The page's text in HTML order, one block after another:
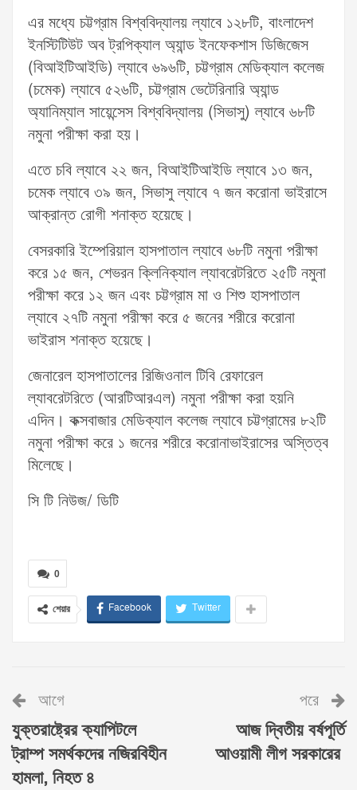
এর মধ্যে চট্টগ্রাম বিশ্ববিদ্যালয় ল্যাবে ১২৮টি, বাংলাদেশ
ইনস্টিটিউট অব ট্রপিক্যাল অ্যান্ড ইনফেকশাস ডিজিজেস
(বিআইটিআইডি) ল্যাবে ৬৯৬টি, চট্টগ্রাম মেডিক্যাল কলেজ
(চমেক) ল্যাবে ৫২৬টি, চট্টগ্রাম ভেটেরিনারি অ্যান্ড
অ্যানিম্যাল সায়েন্সেস বিশ্ববিদ্যালয় (সিভাসু) ল্যাবে ৬৮টি
নমুনা পরীক্ষা করা হয়।
এতে চবি ল্যাবে ২২ জন, বিআইটিআইডি ল্যাবে ১৩ জন,
চমেক ল্যাবে ৩৯ জন, সিভাসু ল্যাবে ৭ জন করোনা ভাইরাসে
আক্রান্ত রোগী শনাক্ত হয়েছে।
বেসরকারি ইম্পেরিয়াল হাসপাতাল ল্যাবে ৬৮টি নমুনা পরীক্ষা
করে ১৫ জন, শেভরন ক্লিনিক্যাল ল্যাবরেটরিতে ২৫টি নমুনা
পরীক্ষা করে ১২ জন এবং চট্টগ্রাম মা ও শিশু হাসপাতাল
ল্যাবে ২৭টি নমুনা পরীক্ষা করে ৫ জনের শরীরে করোনা
ভাইরাস শনাক্ত হয়েছে।
জেনারেল হাসপাতালের রিজিওনাল টিবি রেফারেল
ল্যাবরেটরিতে (আরটিআরএল) নমুনা পরীক্ষা করা হয়নি
এদিন। কক্সবাজার মেডিক্যাল কলেজ ল্যাবে চট্টগ্রামের ৮২টি
নমুনা পরীক্ষা করে ১ জনের শরীরে করোনাভাইরাসের অস্তিত্ব
মিলেছে।
সি টি নিউজ/ ডিটি
0
শেয়ার Facebook Twitter
আগে
যুক্তরাষ্ট্রের ক্যাপিটলে
ট্রাম্প সমর্থকদের নজিরবিহীন
হামলা, নিহত ৪
পরে
আজ দ্বিতীয় বর্ষপূর্তি
আওয়ামী লীগ সরকারের